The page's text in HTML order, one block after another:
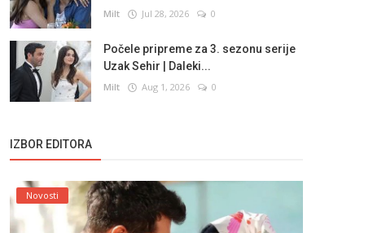
Milt Jul 28, 2026 0
Počele pripreme za 3. sezonu serije
Uzak Sehir | Daleki...
Milt Aug 1, 2026 0
IZBOR EDITORA
Novosti